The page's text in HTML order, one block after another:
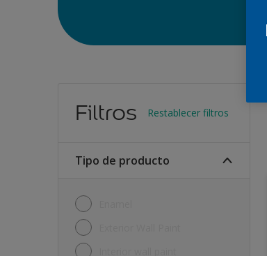
Filtros Restablecer filtros
Tipo de producto